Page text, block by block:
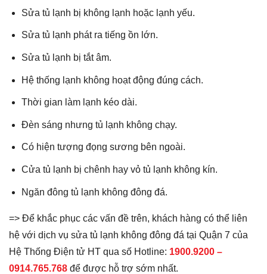
Sửa tủ lạnh bị không lạnh hoặc lạnh yếu.
Sửa tủ lạnh phát ra tiếng ồn lớn.
Sửa tủ lạnh bị tắt âm.
Hệ thống lạnh không hoạt động đúng cách.
Thời gian làm lạnh kéo dài.
Đèn sáng nhưng tủ lạnh không chạy.
Có hiện tượng đọng sương bên ngoài.
Cửa tủ lạnh bị chênh hay vỏ tủ lạnh không kín.
Ngăn đông tủ lạnh không đông đá.
=> Để khắc phục các vấn đề trên, khách hàng có thể liên
hệ với dịch vụ sửa tủ lạnh không đông đá tại Quận 7 của
Hệ Thống Điện tử HT qua số Hotline: 1900.9200 –
0914.765.768 để được hỗ trợ sớm nhất.